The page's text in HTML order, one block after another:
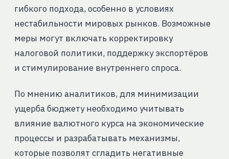
гибкого подхода, особенно в условиях
нестабильности мировых рынков. Возможные
меры могут включать корректировку
налоговой политики, поддержку экспортёров
и стимулирование внутреннего спроса.
По мнению аналитиков, для минимизации
ущерба бюджету необходимо учитывать
влияние валютного курса на экономические
процессы и разрабатывать механизмы,
которые позволят сгладить негативные